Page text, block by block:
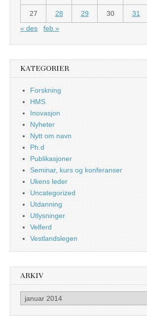
27 28 29 30
31
« des
feb »
KATEGORIER
Forskning
HMS
Inovasjon
Nyheter
Nytt om navn
Ph.d
Publikasjoner
Seminar, kurs og konferanser
Ukens leder
Uncategorized
Utdanning
Utlysninger
Velferd
Vestlandslegen
ARKIV